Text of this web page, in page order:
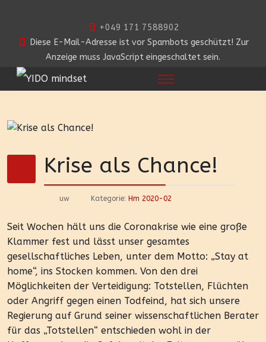
+049 171 7588902
Diese E-Mail-Adresse ist vor Spambots geschützt! Zur
Anzeige muss JavaScript eingeschaltet sein.
Krise als Chance!
uw Kategorie: Hm 2020-02
Seit Wochen hält uns die Coronakrise wie eine große
Klammer fest und lässt unser gesamtes
gesellschaftliches Leben, unter dem Motto: „Stay at
home“, ins Stocken kommen. Von den drei
Möglichkeiten der Verteidigung: Totstellen, Flüchten
oder Angriff gegen einen Todfeind, hat sich unsere
Regierung auf Grund seiner wissenschaftlichen Berater
für das „Totstellen“ entschieden wohl in der